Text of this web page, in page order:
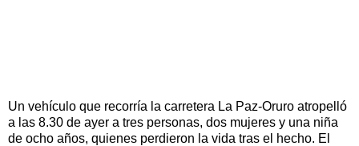
Un vehículo que recorría la carretera La Paz-Oruro atropelló
a las 8.30 de ayer a tres personas, dos mujeres y una niña
de ocho años, quienes perdieron la vida tras el hecho. El